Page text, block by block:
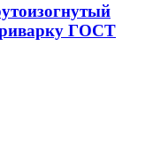
ГОСТ